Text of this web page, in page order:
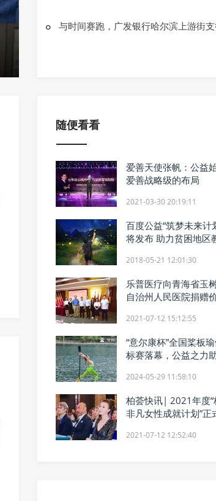
坚持不懈投身公益事业
随便看看
爱善天使张帆：公益
爱善战略级的布局
2021-03-30 20:19:11
百度公益“筑梦未来计
将发布 助力贫困地区
2018-05-21 12:01:30
乐普医疗向青海省玉
自治州人民医院捐赠
2021-07-12 15:12:55
“意尔康杯”全国桨板
标赛落幕，公益之力
2024-05-29 11:58:10
柏荟快讯| 2021年度
非凡女性成就计划”正
2021-07-12 12:52:40